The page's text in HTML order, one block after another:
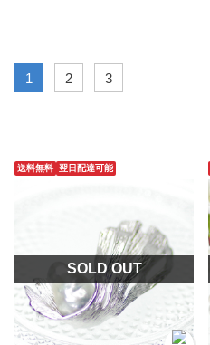
1 2 3
送料無料 翌日配達可能
SOLD OUT